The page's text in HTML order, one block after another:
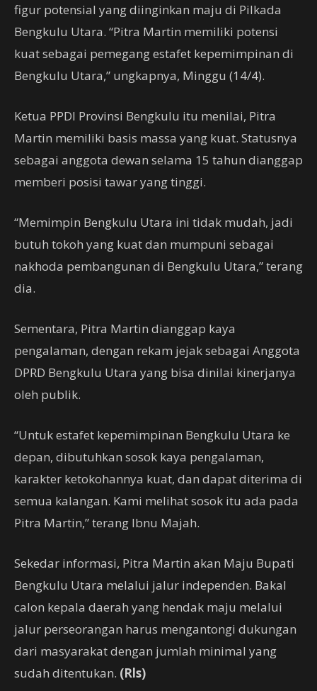
figur potensial yang diinginkan maju di Pilkada
Bengkulu Utara. “Pitra Martin memiliki potensi
kuat sebagai pemegang estafet kepemimpinan di
Bengkulu Utara,” ungkapnya, Minggu (14/4).
Ketua PPDI Provinsi Bengkulu itu menilai, Pitra
Martin memiliki basis massa yang kuat. Statusnya
sebagai anggota dewan selama 15 tahun dianggap
memberi posisi tawar yang tinggi.
“Memimpin Bengkulu Utara ini tidak mudah, jadi
butuh tokoh yang kuat dan mumpuni sebagai
nakhoda pembangunan di Bengkulu Utara,” terang
dia.
Sementara, Pitra Martin dianggap kaya
pengalaman, dengan rekam jejak sebagai Anggota
DPRD Bengkulu Utara yang bisa dinilai kinerjanya
oleh publik.
“Untuk estafet kepemimpinan Bengkulu Utara ke
depan, dibutuhkan sosok kaya pengalaman,
karakter ketokohannya kuat, dan dapat diterima di
semua kalangan. Kami melihat sosok itu ada pada
Pitra Martin,” terang Ibnu Majah.
Sekedar informasi, Pitra Martin akan Maju Bupati
Bengkulu Utara melalui jalur independen. Bakal
calon kepala daerah yang hendak maju melalui
jalur perseorangan harus mengantongi dukungan
dari masyarakat dengan jumlah minimal yang
sudah ditentukan. (Rls)